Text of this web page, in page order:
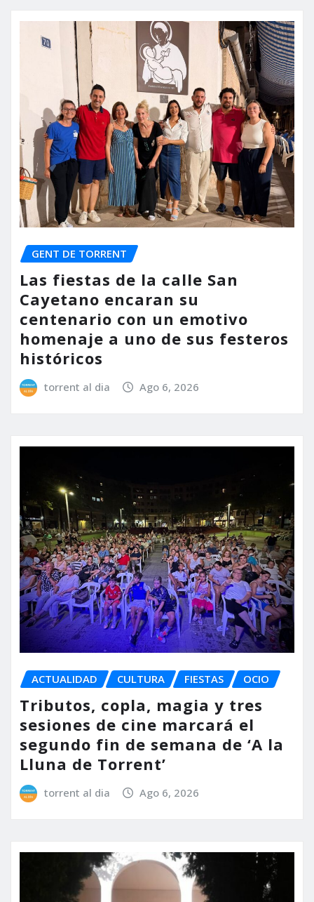
GENT DE TORRENT
Las fiestas de la calle San
Cayetano encaran su
centenario con un emotivo
homenaje a uno de sus festeros
históricos
torrent al dia Ago 6, 2026
ACTUALIDAD CULTURA FIESTAS OCIO
Tributos, copla, magia y tres
sesiones de cine marcará el
segundo fin de semana de ‘A la
Lluna de Torrent’
torrent al dia Ago 6, 2026